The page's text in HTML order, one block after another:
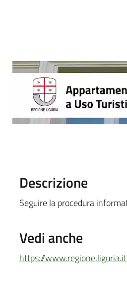
Descrizione
Seguire la procedura
Vedi anche
https://